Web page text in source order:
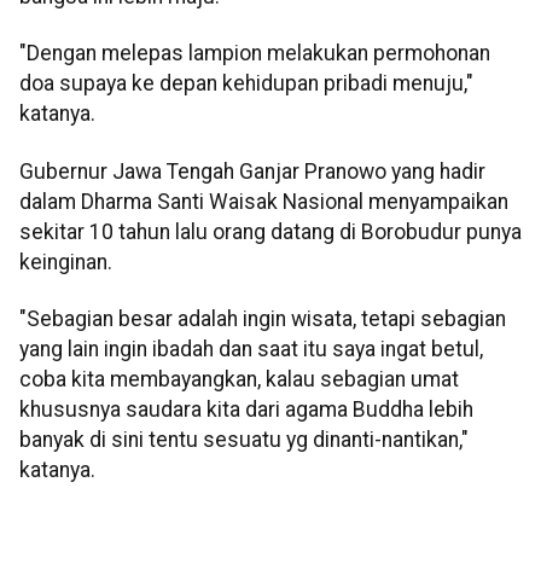
"Dengan melepas lampion melakukan permohonan
doa supaya ke depan kehidupan pribadi menuju,"
katanya.
Gubernur Jawa Tengah Ganjar Pranowo yang hadir
dalam Dharma Santi Waisak Nasional menyampaikan
sekitar 10 tahun lalu orang datang di Borobudur punya
keinginan.
"Sebagian besar adalah ingin wisata, tetapi sebagian
yang lain ingin ibadah dan saat itu saya ingat betul,
coba kita membayangkan, kalau sebagian umat
khususnya saudara kita dari agama Buddha lebih
banyak di sini tentu sesuatu yg dinanti-nantikan,"
katanya.